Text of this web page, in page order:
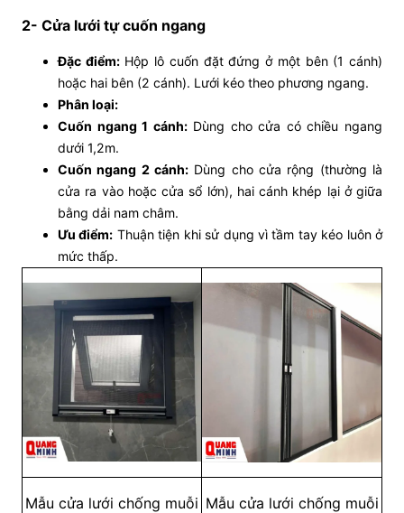
2- Cửa lưới tự cuốn ngang
Đặc điểm:Hộp lô cuốn đặt đứng ở một bên (1 cánh)
hoặc hai bên (2 cánh). Lưới kéo theo phương ngang.
Phân loại:
Cuốn ngang 1 cánh:Dùng cho cửa có chiều ngang
dưới 1,2m.
Cuốn ngang 2 cánh: Dùng cho cửa rộng (thường là
cửa ra vào hoặc cửa sổ lớn), hai cánh khép lại ở giữa
bằng dải nam châm.
Ưu điểm: Thuận tiện khi sử dụng vì tầm tay kéo luôn ở
mức thấp.
Mẫu cửa lưới chống muỗi Mẫu cửa lưới chống muỗi